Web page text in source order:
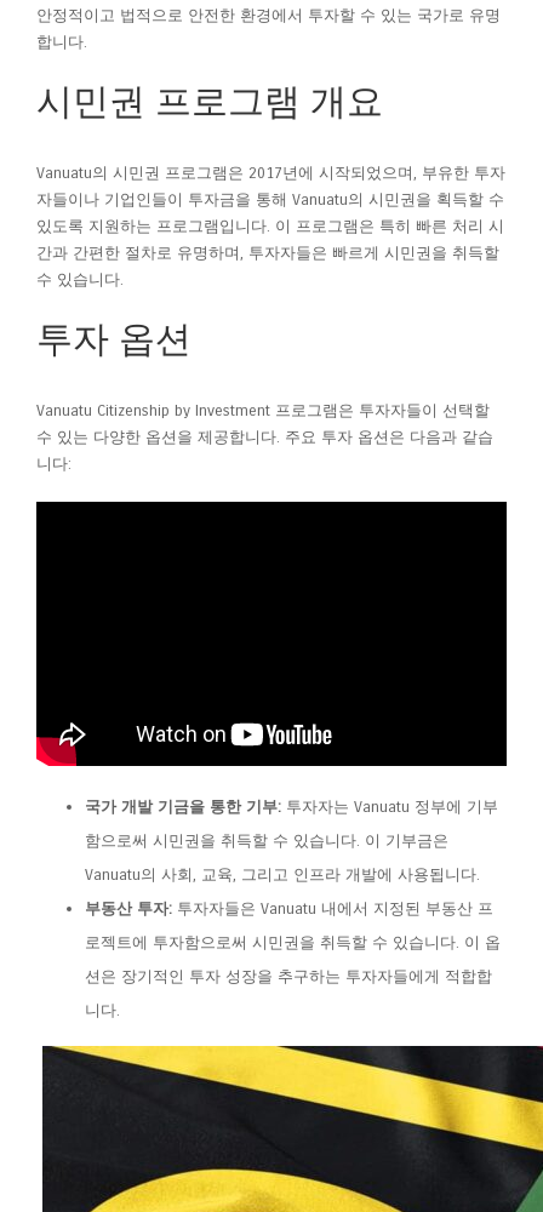
안정적이고 법적으로 안전한 환경에서 투자할 수 있는 국가로 유명
합니다.
시민권 프로그램 개요
Vanuatu의 시민권 프로그램은 2017년에 시작되었으며, 부유한 투자
자들이나 기업인들이 투자금을 통해 Vanuatu의 시민권을 획득할 수
있도록 지원하는 프로그램입니다. 이 프로그램은 특히 빠른 처리 시
간과 간편한 절차로 유명하며, 투자자들은 빠르게 시민권을 취득할
수 있습니다.
투자 옵션
Vanuatu Citizenship by Investment 프로그램은 투자자들이 선택할
수 있는 다양한 옵션을 제공합니다. 주요 투자 옵션은 다음과 같습
니다:
국가 개발 기금을 통한 기부: 투자자는 Vanuatu 정부에 기부
함으로써 시민권을 취득할 수 있습니다. 이 기부금은
Vanuatu의 사회, 교육, 그리고 인프라 개발에 사용됩니다.
부동산 투자: 투자자들은 Vanuatu 내에서 지정된 부동산 프
로젝트에 투자함으로써 시민권을 취득할 수 있습니다. 이 옵
션은 장기적인 투자 성장을 추구하는 투자자들에게 적합합
니다.